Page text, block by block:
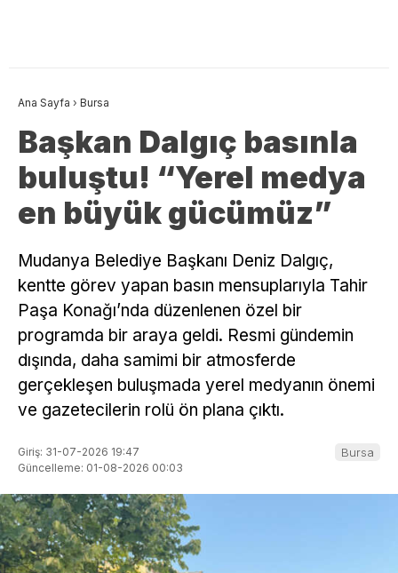
Ana Sayfa › Bursa
Başkan Dalgıç basınla
buluştu! “Yerel medya
en büyük gücümüz”
Mudanya Belediye Başkanı Deniz Dalgıç,
kentte görev yapan basın mensuplarıyla Tahir
Paşa Konağı’nda düzenlenen özel bir
programda bir araya geldi. Resmi gündemin
dışında, daha samimi bir atmosferde
gerçekleşen buluşmada yerel medyanın önemi
ve gazetecilerin rolü ön plana çıktı.
Giriş: 31-07-2026 19:47
Güncelleme: 01-08-2026 00:03
Bursa